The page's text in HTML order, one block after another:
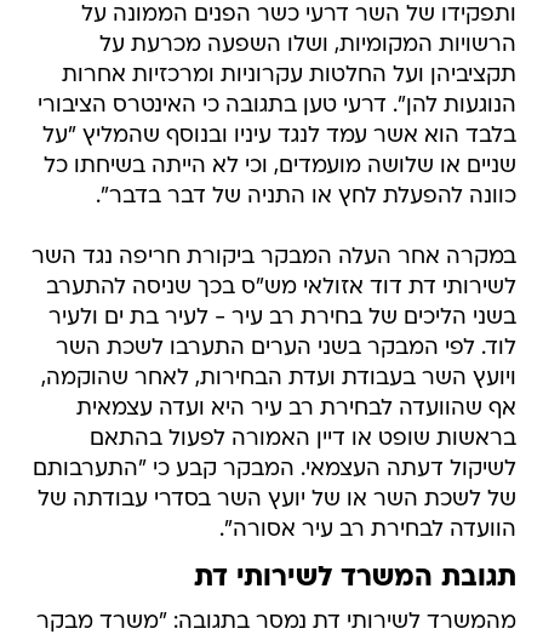
ותפקידו של השר דרעי כשר הפנים הממונה על
הרשויות המקומיות, ושלו השפעה מכרעת על
תקציביהן ועל החלטות עקרוניות ומרכזיות אחרות
הנוגעות להן". דרעי טען בתגובה כי האינטרס הציבורי
בלבד הוא אשר עמד לנגד עיניו ובנוסף שהמליץ "על
שניים או שלושה מועמדים, וכי לא הייתה בשיחתו כל
כוונה להפעלת לחץ או התניה של דבר בדבר".
במקרה אחר העלה המבקר ביקורת חריפה נגד השר
לשירותי דת דוד אזולאי מש"ס בכך שניסה להתערב
בשני הליכים של בחירת רב עיר - לעיר בת ים ולעיר
לוד. לפי המבקר בשני הערים התערבו לשכת השר
ויועץ השר בעבודת ועדת הבחירות, לאחר שהוקמה,
אף שהוועדה לבחירת רב עיר היא ועדה עצמאית
בראשות שופט או דיין האמורה לפעול בהתאם
לשיקול דעתה העצמאי. המבקר קבע כי "התערבותם
של לשכת השר או של יועץ השר בסדרי עבודתה של
הוועדה לבחירת רב עיר אסורה".
תגובת המשרד לשירותי דת
מהמשרד לשירותי דת נמסר בתגובה: "משרד מבקר